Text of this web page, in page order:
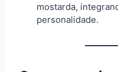
mostarda,
personalidade.